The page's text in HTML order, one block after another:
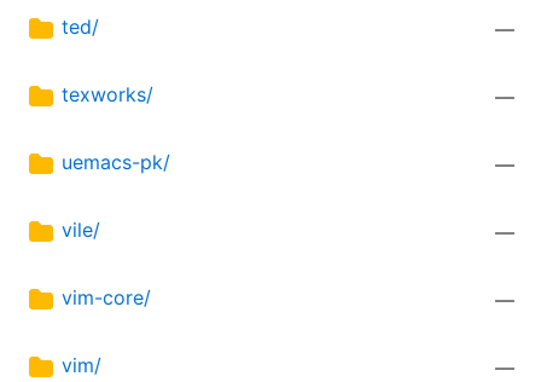
ted/ —
texworks/ —
uemacs-pk/ —
vile/ —
vim-core/ —
vim/ —